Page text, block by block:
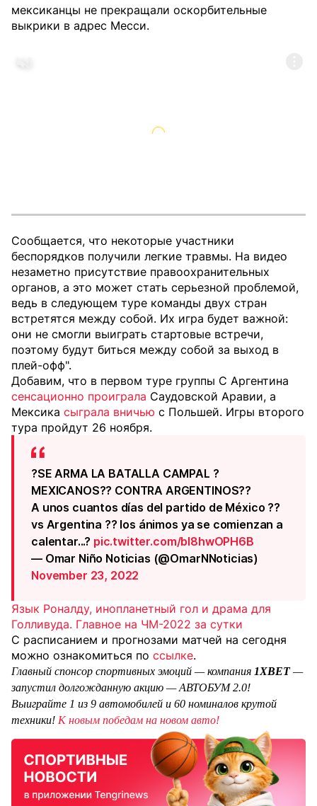
мексиканцы не прекращали оскорбительные
выкрики в адрес Месси.
Сообщается, что некоторые участники
беспорядков получили легкие травмы. На видео
незаметно присутствие правоохранительных
органов, а это может стать серьезной проблемой,
ведь в следующем туре команды двух стран
встретятся между собой. Их игра будет важной:
они не смогли выиграть стартовые встречи,
поэтому будут биться между собой за выход в
плей-офф".
Добавим, что в первом туре группы С Аргентина
сенсационно проиграла Саудовской Аравии, а
Мексика сыграла вничью с Польшей. Игры второго
тура пройдут 26 ноября.
?SE ARMA LA BATALLA CAMPAL ?
MEXICANOS?? CONTRA ARGENTINOS??
A unos cuantos días del partido de México ??
vs Argentina ?? los ánimos ya se comienzan a
calentar...? pic.twitter.com/bI8hwOPH6B
— Omar Niño Noticias (@OmarNNoticias)
November 23, 2022
Язык Роналду, инопланетный гол и драма для
Голливуда. Главное на ЧМ-2022 за сутки
С расписанием и прогнозами матчей на сегодня
можно ознакомиться по ссылке.
Главный спонсор спортивных эмоций — компания 1XBET—
запустил долгожданную акцию — АВТОБУМ 2.0!
Выиграйте 1 из 9 автомобилей и 60 номиналов крутой
техники! К новым победам на новом авто!